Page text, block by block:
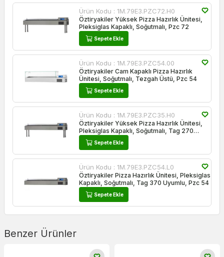
Ürün Kodu : 1M.79E3.PZC72.H0
Öztiryakiler Yüksek Pizza Hazırlık Ünitesi,
Pleksiglas Kapaklı, Soğutmalı, Pzc 72
Sepete Ekle
Ürün Kodu : 1M.79E3.PZC54.00
Öztiryakiler Cam Kapaklı Pizza Hazırlık
Ünitesi, Soğutmalı, Tezgah Üstü, Pzc 54
Sepete Ekle
Ürün Kodu : 1M.79E3.PZC35.H0
Öztiryakiler Yüksek Pizza Hazırlık Ünitesi,
Pleksiglas Kapaklı, Soğutmalı, Tag 270
Uyumlu, Pzc 35
Sepete Ekle
Ürün Kodu : 1M.79E3.PZC54.L0
Öztiryakiler Pizza Hazırlık Ünitesi, Pleksiglas
Kapaklı, Soğutmalı, Tag 370 Uyumlu, Pzc 54
Sepete Ekle
Benzer Ürünler